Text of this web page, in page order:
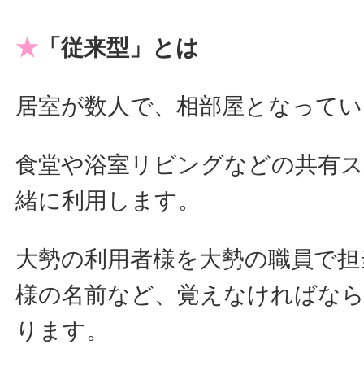
★ 「従来型」とは
居室が数人で、相部屋となって
食堂や浴室リビングなどの共有
緒に利用します。
大勢の利用者様を大勢の職員で
様の名前など、覚えなければな
ります。